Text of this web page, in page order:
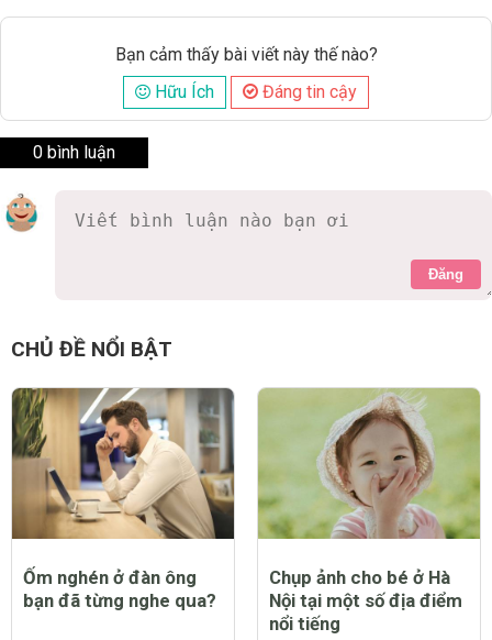
Bạn cảm thấy bài viết này thế nào?
Hữu Ích
Đáng tin cậy
0 bình luận
Đăng
CHỦ ĐỀ NỔI BẬT
Ốm nghén ở đàn ông
bạn đã từng nghe qua?
Chụp ảnh cho bé ở Hà
Nội tại một số địa điểm
nổi tiếng